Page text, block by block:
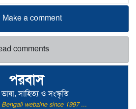
পরবাস
ভাষা, সাহিত্য ও সংস্কৃতি
webzine since 1997 ...
Make a comment
comments